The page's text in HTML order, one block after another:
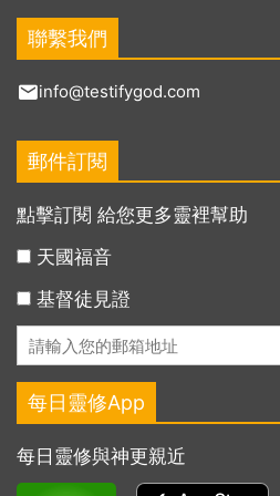
聯繫我們
info@testifygod.com
郵件訂閱
點擊訂閱 給您更多靈裡幫助
天國福音
基督徒見證
每日靈修App
每日靈修與神更親近